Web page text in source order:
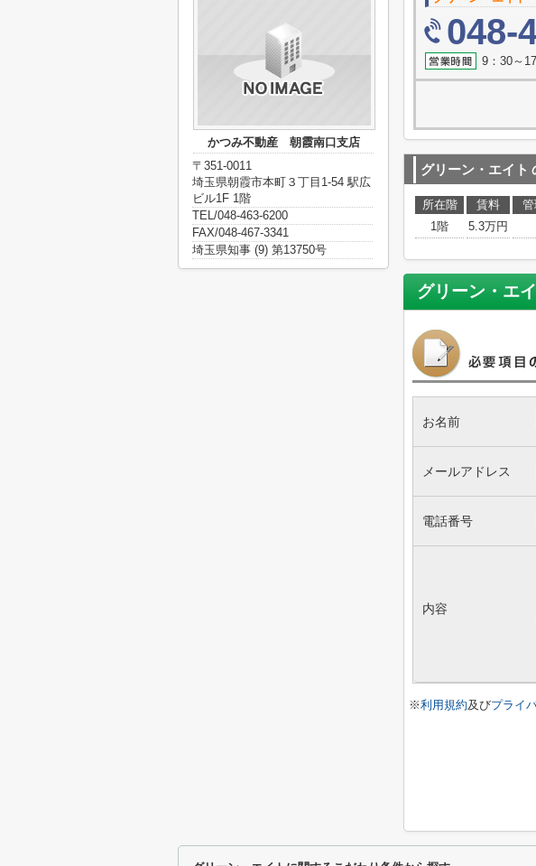
048-
9：30～
グリーン・エイト
所在階 賃料
1階
5.3万円
グリーン・エ
お名前
メールアドレス
電話番号
内容
※利用規約及びプライ
かつみ不動産 朝霞南口支店
〒351-0011
埼玉県朝霞市本町３丁目1-54 駅広
ビル1F 1階
TEL/048-463-6200
FAX/048-467-3341
埼玉県知事 (9) 第13750号